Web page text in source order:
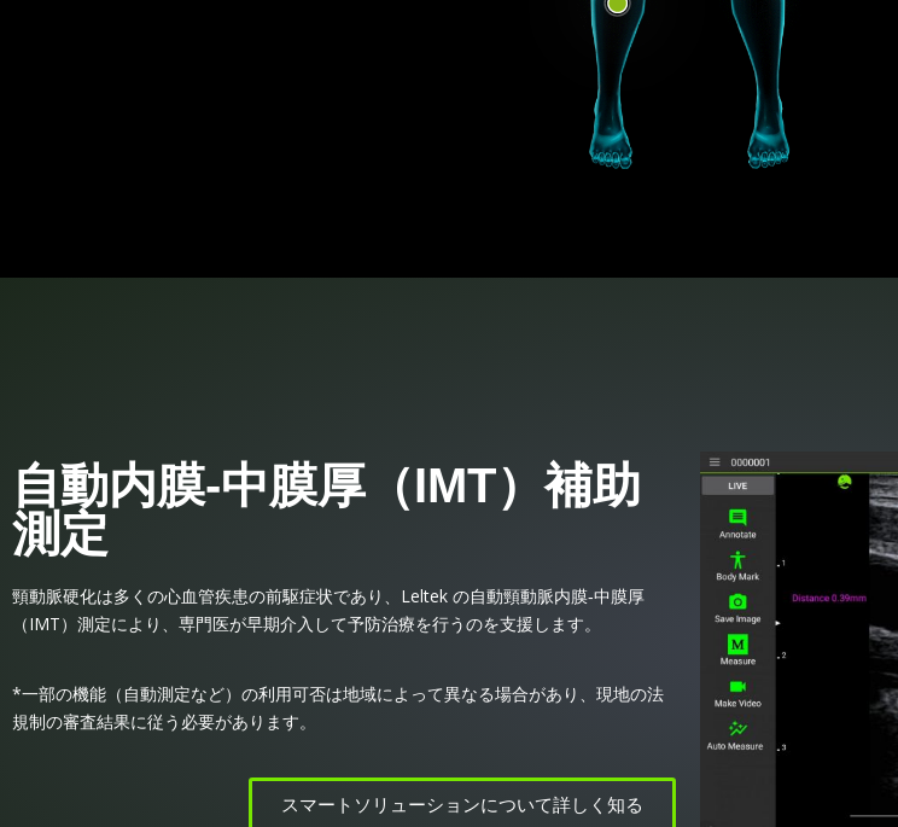
自動内膜‐中膜厚（IMT）補助
測定
頸動脈硬化は多くの心血管疾患の前駆症状であり、Leltek の自動頸動脈内膜‐中膜厚
（IMT）測定により、専門医が早期介入して予防治療を行うのを支援します。
*一部の機能（自動測定など）の利用可否は地域によって異なる場合があり、現地の法
規制の審査結果に従う必要があります。
スマートソリューションについて詳しく知る